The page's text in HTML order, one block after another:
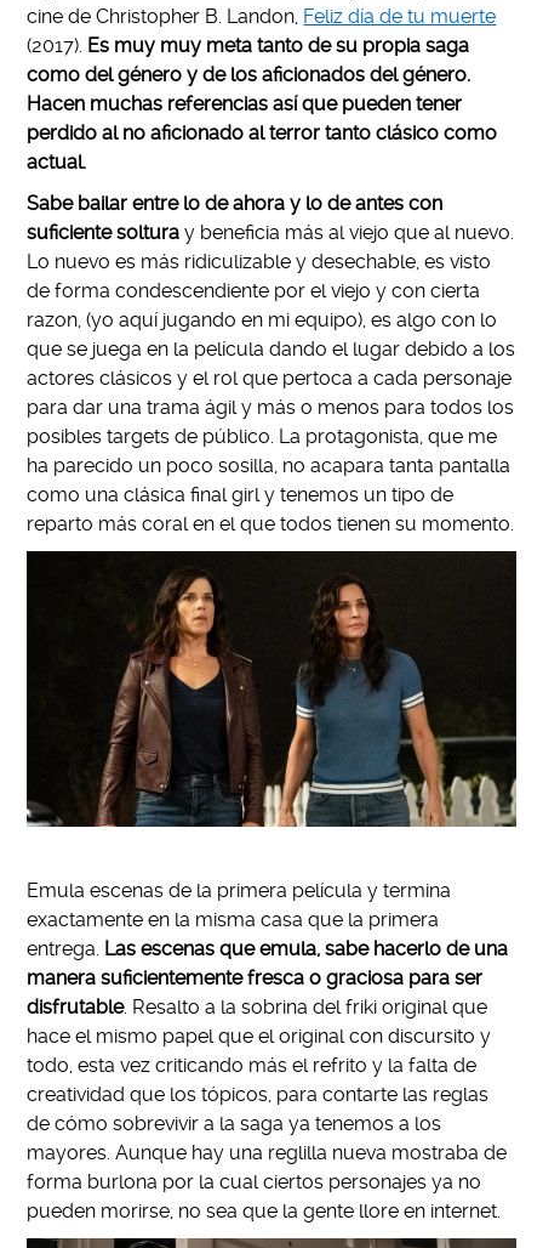
cine de Christopher B. Landon, Feliz día de tu muerte
(2017). Es muy muy meta tanto de su propia saga
como del género y de los aficionados del género.
Hacen muchas referencias así que pueden tener
perdido al no aficionado al terror tanto clásico como
actual.
Sabe bailar entre lo de ahora y lo de antes con
suficiente soltura y beneficia más al viejo que al nuevo.
Lo nuevo es más ridiculizable y desechable, es visto
de forma condescendiente por el viejo y con cierta
razon, (yo aquí jugando en mi equipo), es algo con lo
que se juega en la película dando el lugar debido a los
actores clásicos y el rol que pertoca a cada personaje
para dar una trama ágil y más o menos para todos los
posibles targets de público. La protagonista, que me
ha parecido un poco sosilla, no acapara tanta pantalla
como una clásica final girl y tenemos un tipo de
reparto más coral en el que todos tienen su momento.
Emula escenas de la primera película y termina
exactamente en la misma casa que la primera
entrega. Las escenas que emula, sabe hacerlo de una
manera suficientemente fresca o graciosa para ser
disfrutable. Resalto a la sobrina del friki original que
hace el mismo papel que el original con discursito y
todo, esta vez criticando más el refrito y la falta de
creatividad que los tópicos, para contarte las reglas
de cómo sobrevivir a la saga ya tenemos a los
mayores. Aunque hay una reglilla nueva mostraba de
forma burlona por la cual ciertos personajes ya no
pueden morirse, no sea que la gente llore en internet.